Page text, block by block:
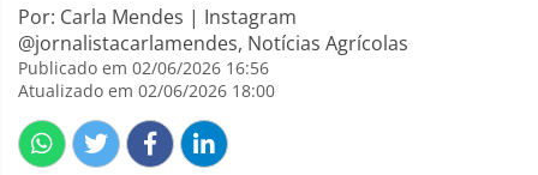
Por: Carla Mendes | Instagram
@jornalistacarlamendes, Notícias Agrícolas
Publicado em 02/06/2026 16:56
Atualizado em 02/06/2026 18:00